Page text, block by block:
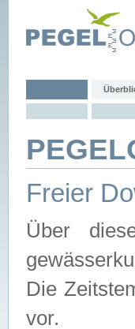
Freier
Über
Die
vor.